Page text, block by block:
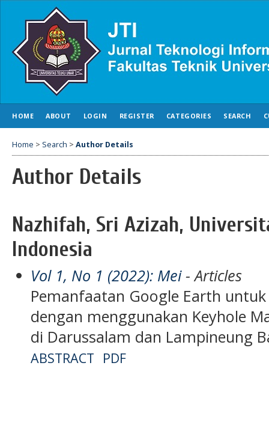
HOME ABOUT LOGIN REGISTER CATEGORIES SEARCH
Home > Search > Author Details
Author Details
Nazhifah, Sri Azizah,
Indonesia
Vol 1, No 1 (2022): Mei- Articles
Pemanfaatan Google Earth
dengan menggunakan Keyhole
di Darussalam dan Lampineung
ABSTRACT PDF